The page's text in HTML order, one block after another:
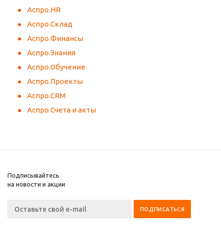
Аспро.HR
Аспро.Склад
Аспро.Финансы
Аспро.Знания
Аспро.Обучение
Аспро.Проекты
Аспро.CRM
Аспро.Счета и акты
Подписывайтесь
на новости и акции